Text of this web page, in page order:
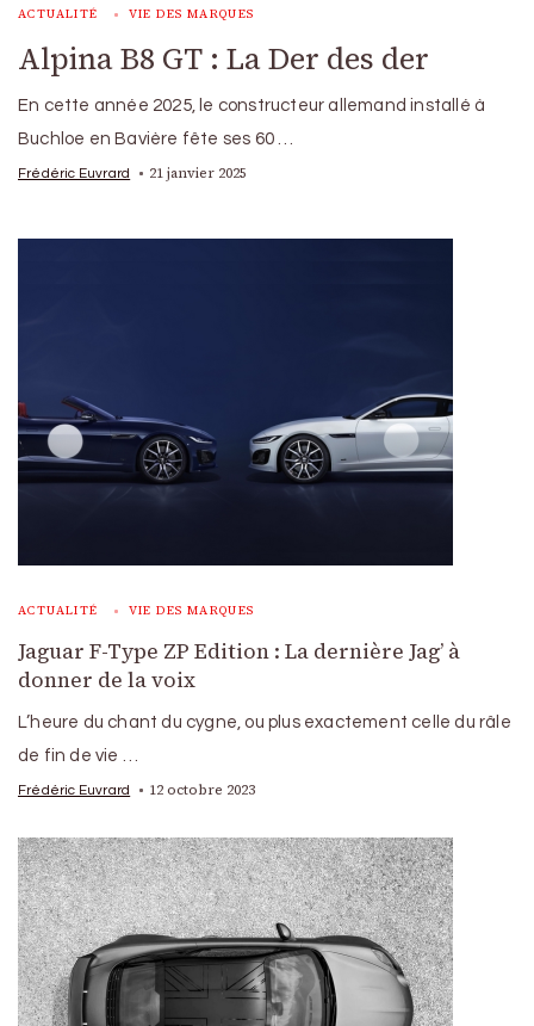
ACTUALITÉ VIE DES MARQUES
Alpina B8 GT : La Der des der
En cette année 2025, le constructeur allemand installé à
Buchloe en Bavière fête ses 60 …
Frédéric Euvrard 21 janvier 2025
ACTUALITÉ VIE DES MARQUES
Jaguar F-Type ZP Edition : La dernière Jag’ à
donner de la voix
L’heure du chant du cygne, ou plus exactement celle du râle
de fin de vie …
Frédéric Euvrard 12 octobre 2023